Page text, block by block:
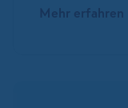
Mehr erfahren